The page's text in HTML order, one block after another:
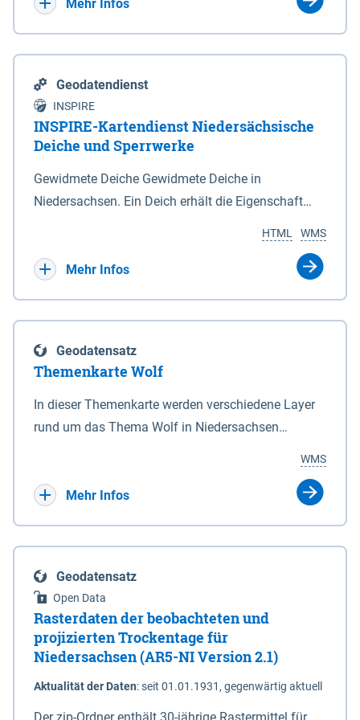
Mehr Infos
Geodatendienst
INSPIRE
INSPIRE-Kartendienst Niedersächsische
Deiche und Sperrwerke
Gewidmete Deiche Gewidmete Deiche in
Niedersachsen. Ein Deich erhält die Eigenschaft
Deichbehörde durch Verordnung ausspricht. Für
enthalten. Sperrwerke Sperrwerke sind Bauwerke
mit Sperrvorrichtungen in Tidegewässern, die dem
Schutz eines Gebietes vor erhöhten Tiden, vor allem
vor Sturmfluten, zu dienen bestimmt sind (§2 Abs.3
Eigenschaft eines Sperrwerkes durch Widmung, die
die Deichbehörde durch Verordnung ausspricht.
WMS
HTML
Mehr Infos
Geodatensatz
Themenkarte Wolf
In dieser Themenkarte werden verschiedene Layer
rund um das Thema Wolf in Niedersachsen
sowie Status der bestehenden Wolfsterritorien im
laufenden Monitoringjahr.
WMS
Mehr Infos
Geodatensatz
Open Data
Rasterdaten der beobachteten und
projizierten Trockentage für
Niedersachsen (AR5-NI Version 2.1)
Aktualität der Daten:seit 01.01.1931, gegenwärtig aktuell